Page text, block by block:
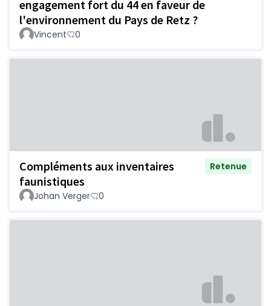
engagement fort du 44 en faveur de
l'environnement du Pays de Retz ?
Vincent 0
Compléments aux inventaires
faunistiques
Retenue
Johan Verger 0